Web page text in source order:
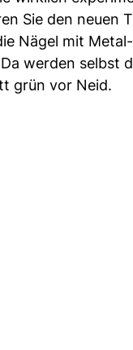
Sie den neuen
Nägel mit
werden selbst
grün vor Neid.